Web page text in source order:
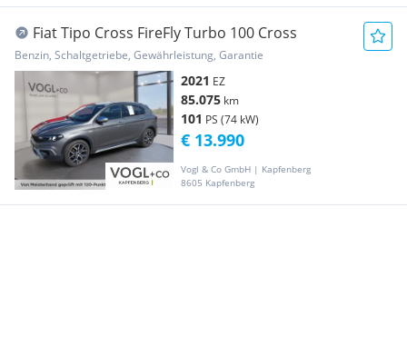
Fiat Tipo Cross FireFly Turbo 100 Cross
Benzin, Schaltgetriebe, Gewährleistung, Garantie
2021 EZ
85.075 km
101 PS (74 kW)
Vogl & Co GmbH | Kapfenberg
8605 Kapfenberg
€ 13.990